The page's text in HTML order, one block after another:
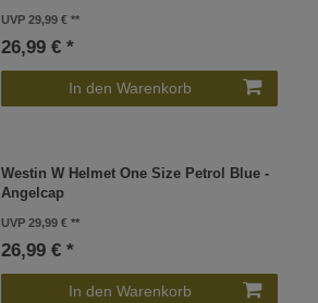
UVP 29,99 €
26,99 € *
In den Warenkorb
Westin W Helmet One Size Petrol Blue -
Angelcap
UVP 29,99 €
26,99 € *
In den Warenkorb